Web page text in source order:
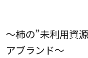
～柿の”未利用資
アブランド～